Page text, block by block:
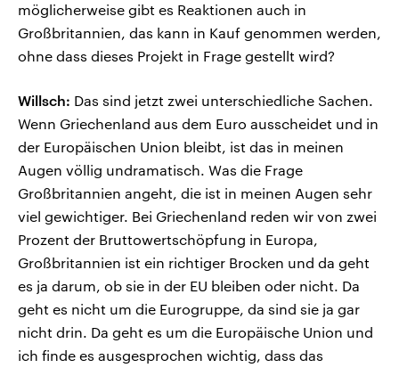
möglicherweise gibt es Reaktionen auch in
Großbritannien, das kann in Kauf genommen werden,
ohne dass dieses Projekt in Frage gestellt wird?
Willsch: Das sind jetzt zwei unterschiedliche Sachen.
Wenn Griechenland aus dem Euro ausscheidet und in
der Europäischen Union bleibt, ist das in meinen
Augen völlig undramatisch. Was die Frage
Großbritannien angeht, die ist in meinen Augen sehr
viel gewichtiger. Bei Griechenland reden wir von zwei
Prozent der Bruttowertschöpfung in Europa,
Großbritannien ist ein richtiger Brocken und da geht
es ja darum, ob sie in der EU bleiben oder nicht. Da
geht es nicht um die Eurogruppe, da sind sie ja gar
nicht drin. Da geht es um die Europäische Union und
ich finde es ausgesprochen wichtig, dass das